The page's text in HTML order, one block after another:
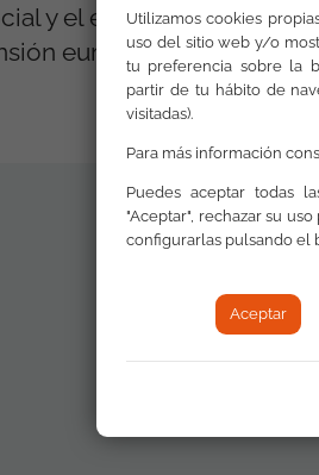
y el ejercicio de sus
europea y en la
Guía para
ciudadanía
Utilizamos cookies
uso del sitio web y/o
tu preferencia sobre la
partir de tu hábito de
visitadas).
Para más información
Puedes aceptar todas
"Aceptar", rechazar su
configurarlas pulsando el
Aceptar